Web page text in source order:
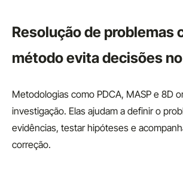
Resolução de problemas
método evita decisões
Metodologias como PDCA, MASP e 8D
investigação. Elas ajudam a definir o
evidências, testar hipóteses e
correção.